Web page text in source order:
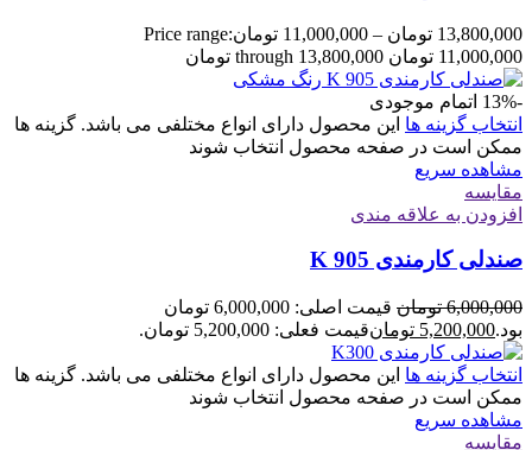
13,800,000 تومان –
11,000,000 تومانPrice range:
11,000,000 تومان through 13,800,000 تومان
-13%
اتمام موجودی
انتخاب گزینه ها این محصول دارای انواع مختلفی می باشد. گزینه ها
ممکن است در صفحه محصول انتخاب شوند
مشاهده سریع
مقایسه
افزودن به علاقه مندی
صندلی کارمندی K 905
6,000,000 تومان
قیمت اصلی: 6,000,000 تومان
بود.5,200,000 تومانقیمت فعلی: 5,200,000 تومان.
انتخاب گزینه ها این محصول دارای انواع مختلفی می باشد. گزینه ها
ممکن است در صفحه محصول انتخاب شوند
مشاهده سریع
مقایسه